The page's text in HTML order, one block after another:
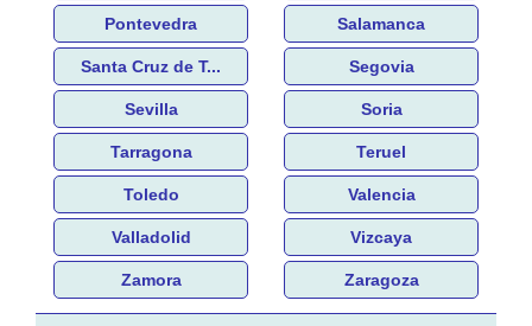
Pontevedra Salamanca
Santa Cruz de T... Segovia
Sevilla Soria
Tarragona Teruel
Toledo Valencia
Valladolid Vizcaya
Zamora Zaragoza